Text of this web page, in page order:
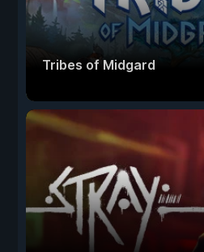
Tribes of Midgard